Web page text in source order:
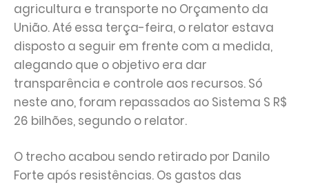
agricultura e transporte no Orçamento da
União. Até essa terça-feira, o relator estava
disposto a seguir em frente com a medida,
alegando que o objetivo era dar
transparência e controle aos recursos. Só
neste ano, foram repassados ao Sistema S R$
26 bilhões, segundo o relator.
O trecho acabou sendo retirado por Danilo
Forte após resistências. Os gastos das